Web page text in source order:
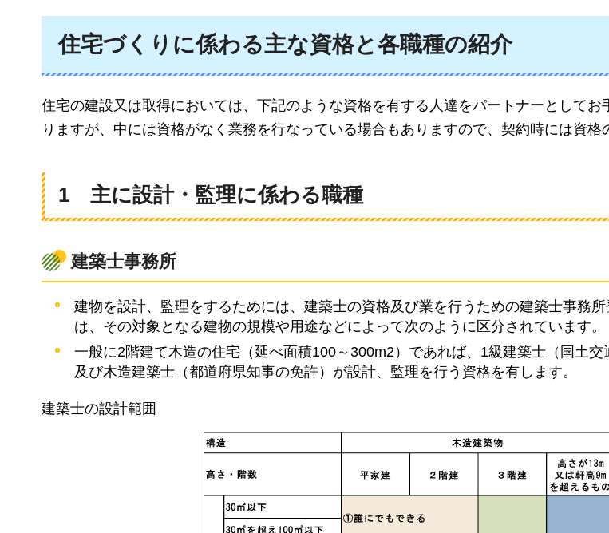
住宅づくりに係わる主な資格と各職種の紹介
住宅の建設又は取得においては、下記のような資格を有する人達をパートナーとしてお
りますが、中には資格がなく業務を行なっている場合もありますので、契約時には資格
1 主に設計・監理に係わる職種
建築士事務所
建物を設計、監理をするためには、建築士の資格及び業を行うための建築士事務
は、その対象となる建物の規模や用途などによって次のように区分されています。
一般に2階建て木造の住宅（延べ面積100～300m2）であれば、1級建築士（国土
及び木造建築士（都道府県知事の免許）が設計、監理を行う資格を有します。
建築士の設計範囲